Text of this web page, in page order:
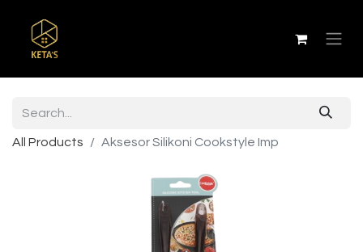
All Products Aksesor Silikoni Cookstyle Imp